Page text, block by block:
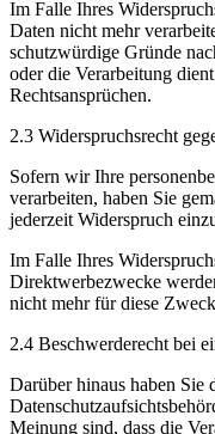
Im Falle Ihres
Daten nicht mehr
schutzwürdige Gründe
oder die Verarbeitung
Rechtsansprüchen.
2.3 Widerspruchsrecht
Sofern wir Ihre
verarbeiten, haben Sie
jederzeit Widerspruch
Im Falle Ihres
Direktwerbezwecke
nicht mehr für diese
2.4 Beschwerderecht bei
Darüber hinaus haben Sie
Meinung sind, dass die